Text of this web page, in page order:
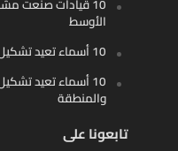
الأوسط
10 أسماء تعيد تشكيل اللوجستيات الذكية في الخليج
10 أسماء تعيد
والمنطقة
تابعونا على